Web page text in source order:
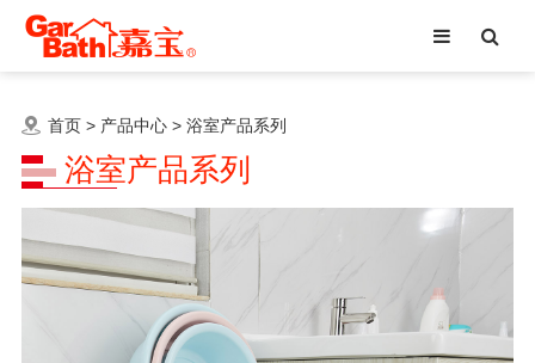
首页> 产品中心> 浴室产品系列
浴室产品系列